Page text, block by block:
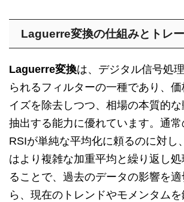
Laguerre変換の仕組みとトレ
Laguerre変換は、デジタル信号処
られるフィルターの一種であり、
イズを除去しつつ、相場の本質的
抽出する能力に優れています。通
RSIが単純な平均化に頼るのに対し
はより複雑な加重平均と繰り返し
ることで、過去のデータの影響を
ら、現在のトレンドやモメンタム